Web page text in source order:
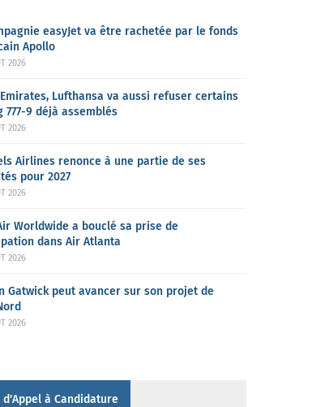
easyJet va être rachetée par le fonds
Apollo
2026
Lufthansa va aussi refuser certains
777-9 déjà assemblés
2026
Airlines renonce à une partie de ses
pour 2027
2026
Worldwide a bouclé sa prise de
dans Air Atlanta
2026
Gatwick peut avancer sur son projet de
2026
d'Appel à Candidature